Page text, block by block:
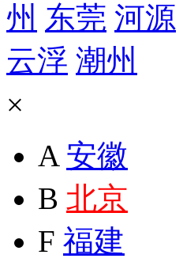
州 东莞 河源
云浮 潮州
×
A 安徽
B 北京
F 福建